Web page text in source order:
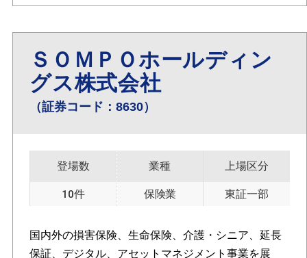
ＳＯＭＰＯホールディン
グス株式会社
（証券コード：8630）
登場数
10件
業種
保険業
上場区分
東証一部
国内外の損害保険、生命保険、介護・シニア、延長
保証、デジタル、アセットマネジメント事業を展